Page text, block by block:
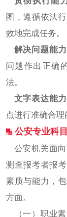
图，遵循依法
效地完成任务。
解决问题能力
问题作出正确
法。
文字表达能力
点进行准确合理
公安专业科目
公安机关面
测查报考者报
素质与能力，
方面。
（一）职业